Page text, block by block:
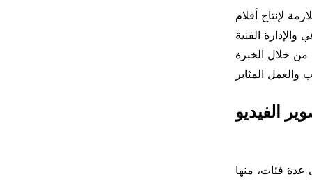
لإنتاج أفلام
الفنية
من خلال الخبرة
الفيديو